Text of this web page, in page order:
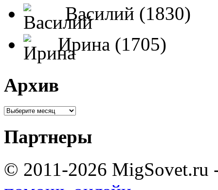
Василий (1830)
Ирина (1705)
Архив
Партнеры
© 2011-2026 MigSovet.ru